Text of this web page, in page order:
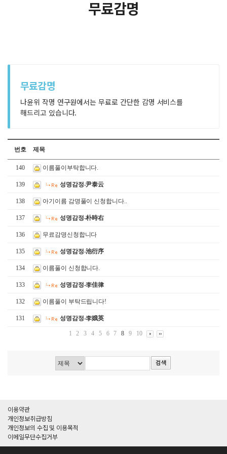
무료감명
무료감명
나윤위 작명 연구원에서는 무료로 간단한 감명 서비스를
해드리고 있습니다.
번호 제목
140 이름풀이부탁합니다.
139 성명감정-尹泰云
138 아기이름 감명풀이 신청합니다..
137 성명감정-朴時右
136 무료감명신청합니다
135 성명감정-池衍序
134 이름풀이 신청합니다.
133 성명감정-李佳律
132 이름풀이 부탁드립니다!
131 성명감정-李娥英
1 2 3 4 5 6 7 8 9 10
이용약관
개인정보취급방침
개인정보의 수집 및 이용목적
이메일무단수집거부